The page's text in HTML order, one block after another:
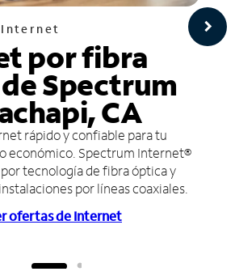
Internet
por fibra
Spectrum
CA
rápido y confiable para tu
económico. Spectrum Internet®
tecnología de fibra óptica y
por líneas coaxiales.
ofertas de Internet